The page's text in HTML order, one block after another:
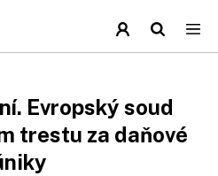
Evropský soud
trestu za daňové